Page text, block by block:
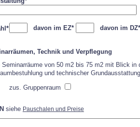
davon im EZ* davon im DZ*
Technik und Verpflegung
von 50 m2 bis 75 m2 mit Blick in
und technischer
zus. Gruppenraum
siehe Pauschalen und Preise